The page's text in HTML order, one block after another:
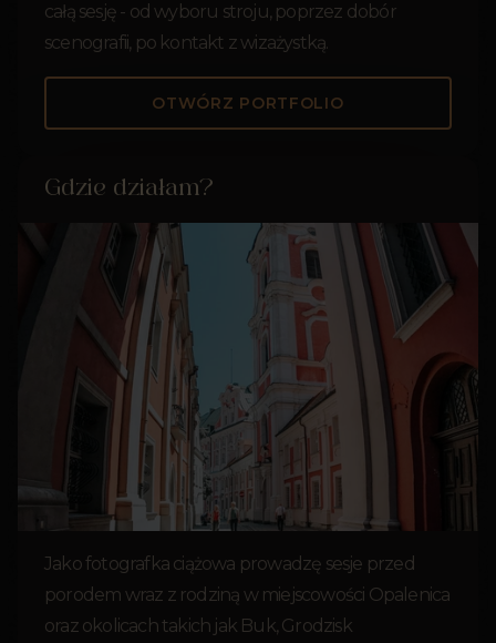
całą sesję - od wyboru stroju, poprzez dobór
scenografii, po kontakt z wizażystką.
OTWÓRZ PORTFOLIO
Gdzie działam?
Jako fotografka ciążowa prowadzę sesje przed
porodem wraz z rodziną w miejscowości Opalenica
oraz okolicach takich jak Buk, Grodzisk